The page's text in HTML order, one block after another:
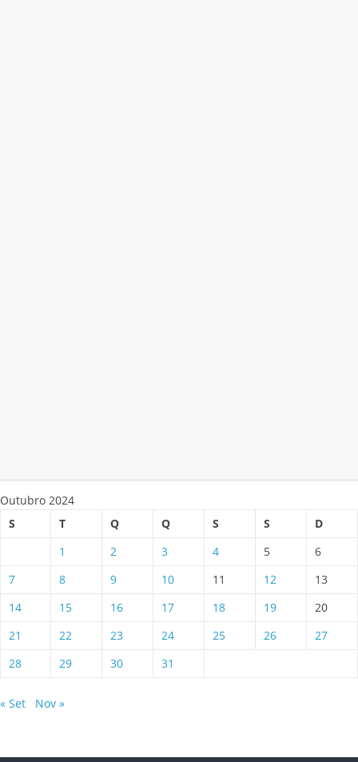
Outubro 2024
S
T Q Q S S
D
1
2 3 4 5
6
7
8 9 10 11 12
13
14
15 16 17 18 19
20
21
22 23 24 25 26
27
28
29 30 31
« Set Nov »